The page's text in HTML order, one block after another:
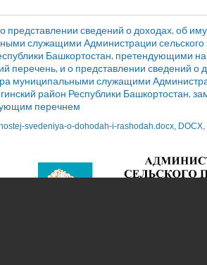
сведений о доходах, об
служащими Администрации сельского
Башкортостан, претендующими
и о представлении сведений о
муниципальными служащими
район Республики Башкортостан,
перечнем
svedeniya-o-dohodah-i-rashodah.docx, DOCX,